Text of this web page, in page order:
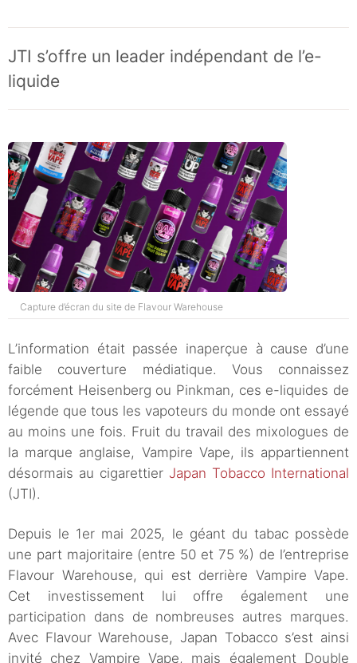
JTI s’offre un leader indépendant de l’e-
liquide
Capture d’écran du site de Flavour Warehouse
L’information était passée inaperçue à cause d’une
faible couverture médiatique. Vous connaissez
forcément Heisenberg ou Pinkman, ces e-liquides de
légende que tous les vapoteurs du monde ont essayé
au moins une fois. Fruit du travail des mixologues de
la marque anglaise, Vampire Vape, ils appartiennent
désormais au cigarettier Japan Tobacco International
(JTI).
Depuis le 1er mai 2025, le géant du tabac possède
une part majoritaire (entre 50 et 75 %) de l’entreprise
Flavour Warehouse, qui est derrière Vampire Vape.
Cet investissement lui offre également une
participation dans de nombreuses autres marques.
Avec Flavour Warehouse, Japan Tobacco s’est ainsi
invité chez Vampire Vape, mais également Double